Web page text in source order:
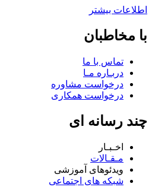
اطلاعات بیشتر
با مخاطبان
تماس با ما
دربـاره مـا
درخواست مشاوره
درخواست همکاری
چند رسانه ای
اخـبـار
مـقـالات
ویدئوهای آموزشی
شبکه های اجتماعی